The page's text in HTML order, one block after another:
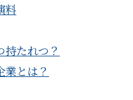
料
たれつ？
とは？